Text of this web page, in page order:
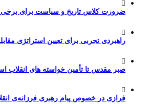
ضرورت کلاس تاریخ و سیاست برای برخی
راهبردی تجربی برای تعیین استراتژی
صبر مقدس تا تأمین خواسته های انقلاب
فرازی در خصوص پیام رهبری فرزانه‌ی